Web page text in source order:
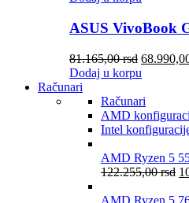
ASUS VivoBook
81.165,00rsd
Dodaj u korpu
Računari
Računari
AMD
Intel
AMD Ryzen 5
122.255,00rsd
AMD Ryzen 5